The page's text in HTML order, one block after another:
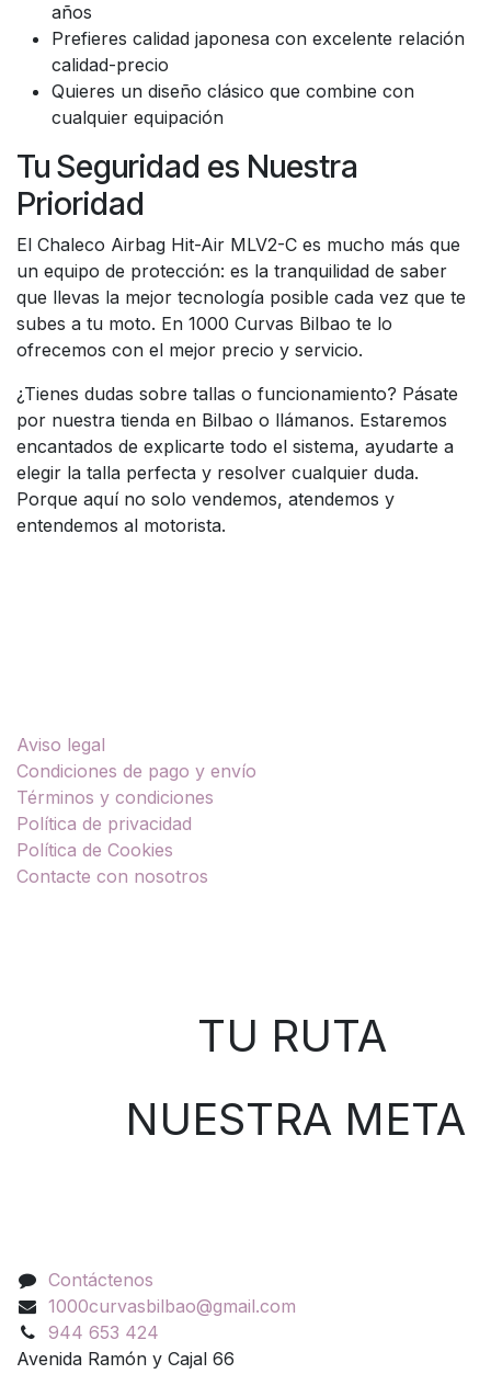
años
Prefieres calidad japonesa con excelente relación
calidad-precio
Quieres un diseño clásico que combine con
cualquier equipación
Tu Seguridad es Nuestra
Prioridad
El Chaleco Airbag Hit-Air MLV2-C es mucho más que
un equipo de protección: es la tranquilidad de saber
que llevas la mejor tecnología posible cada vez que te
subes a tu moto. En 1000 Curvas Bilbao te lo
ofrecemos con el mejor precio y servicio.
¿Tienes dudas sobre tallas o funcionamiento? Pásate
por nuestra tienda en Bilbao o llámanos. Estaremos
encantados de explicarte todo el sistema, ayudarte a
elegir la talla perfecta y resolver cualquier duda.
Porque aquí no solo vendemos, atendemos y
entendemos al motorista.
Aviso legal
Condiciones de pago y envío
Términos y condiciones
Política de privacidad
Política de Cookies
Contacte con nosotros
TU RUTA
NUESTRA META
Contáctenos
1000curvasbilbao@gmail.com
944 653 424
Avenida Ramón y Cajal 66